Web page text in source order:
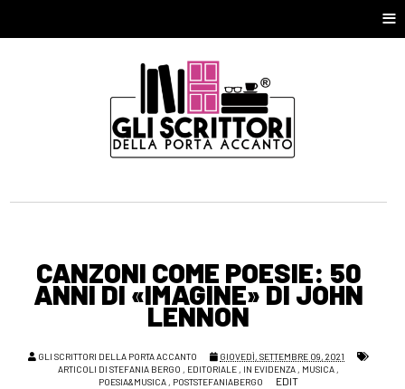
≡
CANZONI COME POESIE: 50
ANNI DI «IMAGINE» DI JOHN
LENNON
GLI SCRITTORI DELLA PORTA ACCANTO
GIOVEDÌ, SETTEMBRE 09, 2021
ARTICOLI DI STEFANIA BERGO , EDITORIALE , IN EVIDENZA , MUSICA ,
POESIA&MUSICA , POSTSTEFANIABERGO EDIT